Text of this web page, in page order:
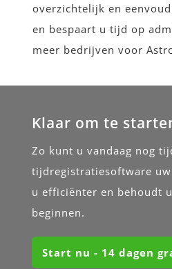
overzichtelijk en
en bespaart u tijd op
meer bedrijven voor
Klaar om te
Zo kunt u vandaag nog
tijdregistratiesoftware
u efficiënter en behoudt
beginnen.
Start nu - 14 dagen